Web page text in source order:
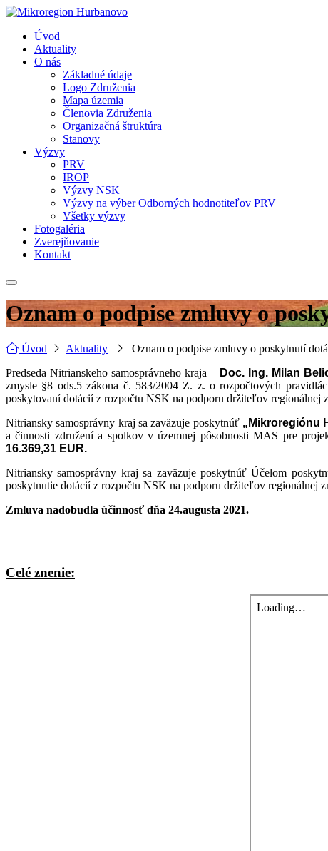
Úvod
Aktuality
O nás
Základné údaje
Logo Združenia
Mapa územia
Členovia Združenia
Organizačná štruktúra
Stanovy
Výzvy
PRV
IROP
Výzvy NSK
Výzvy na výber Odborných hodnotiteľov PRV
Všetky výzvy
Fotogaléria
Zverejňovanie
Kontakt
Oznam o podpise zmluvy o
Úvod Aktuality
Oznam o podpise zmluvy o poskytnutí
Predseda Nitrianskeho samosprávneho kraja – Doc. Ing. Milan
zmysle §8 ods.5 zákona č. 583/2004 Z. z. o rozpočtových
poskytovaní dotácií z rozpočtu NSK na podporu držiteľov
Nitriansky samosprávny kraj sa zaväzuje poskytnúť „Mikroregiónu
a činnosti združení a spolkov v územnej pôsobnosti MAS pre
16.369,31 EUR.
Nitriansky samosprávny kraj sa zaväzuje poskytnúťÚčelom
poskytnutie dotácií z rozpočtu NSK na podporu držiteľov
Zmluva nadobudla účinnosť dňa 24.augusta 2021.
Celé znenie: